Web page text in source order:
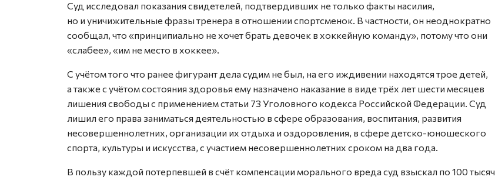
Суд исследовал показания свидетелей, подтвердивших не только факты насилия,
но и уничижительные фразы тренера в отношении спортсменок. В частности, он неоднократно
сообщал, что «принципиально не хочет брать девочек в хоккейную команду», потому что они
«слабее», «им не место в хоккее».
С учётом того что ранее фигурант дела судим не был, на его иждивении находятся трое детей,
а также с учётом состояния здоровья ему назначено наказание в виде трёх лет шести месяцев
лишения свободы с применением статьи 73 Уголовного кодекса Российской Федерации. Суд
лишил его права заниматься деятельностью в сфере образования, воспитания, развития
несовершеннолетних, организации их отдыха и оздоровления, в сфере детско-юношеского
спорта, культуры и искусства, с участием несовершеннолетних сроком на два года.
В пользу каждой потерпевшей в счёт компенсации морального вреда суд взыскал по 100 тысяч